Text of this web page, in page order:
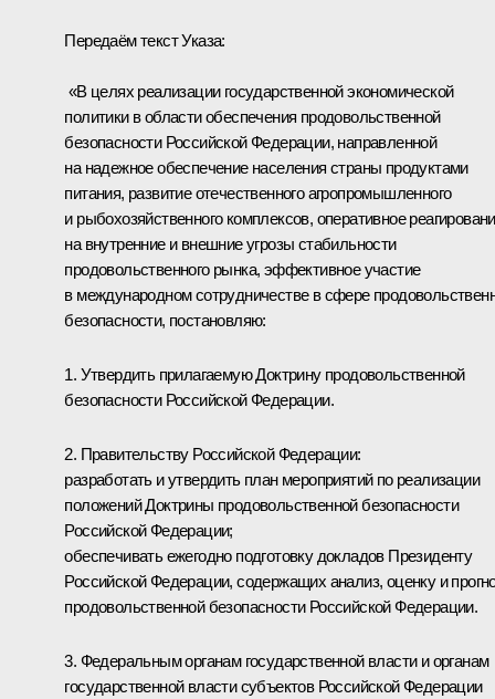
Передаём текст Указа:
«В целях реализации государственной экономической
политики в области обеспечения продовольственной
безопасности Российской Федерации, направленной
на надежное обеспечение населения страны продуктами
питания, развитие отечественного агропромышленного
и рыбохозяйственного комплексов, оперативное
на внутренние и внешние угрозы стабильности
продовольственного рынка, эффективное участие
в международном сотрудничестве в сфере
безопасности, постановляю:
1. Утвердить прилагаемую Доктрину продовольственной
безопасности Российской Федерации.
2. Правительству Российской Федерации:
разработать и утвердить план мероприятий по реализации
положений Доктрины продовольственной безопасности
Российской Федерации;
обеспечивать ежегодно подготовку докладов Президенту
Российской Федерации, содержащих анализ, оценку и
продовольственной безопасности Российской Федерации.
3. Федеральным органам государственной власти и органам
государственной власти субъектов Российской Федерации